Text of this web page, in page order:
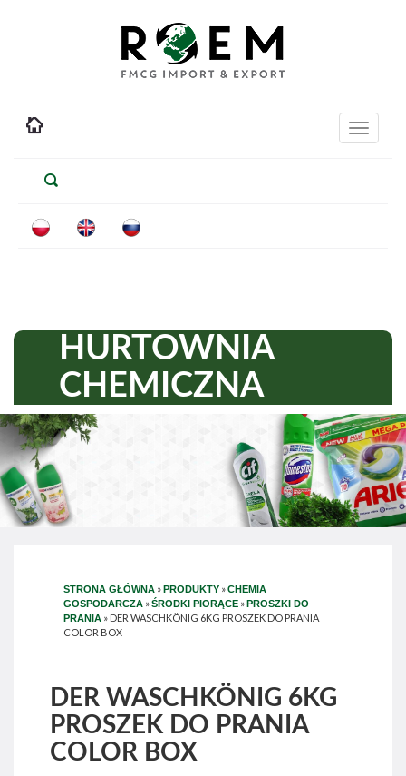
Toggle
HURTOWNIA
CHEMICZNA
STRONA GŁÓWNA » PRODUKTY »CHEMIA
GOSPODARCZA »ŚRODKI PIORĄCE » PROSZKI DO
PRANIA » DER WASCHKÖNIG 6KG PROSZEK DO PRANIA
COLOR BOX
DER WASCHKÖNIG 6KG
PROSZEK DO PRANIA
COLOR BOX